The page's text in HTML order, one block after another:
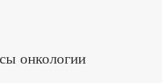
Исторический очерк к
онкологии